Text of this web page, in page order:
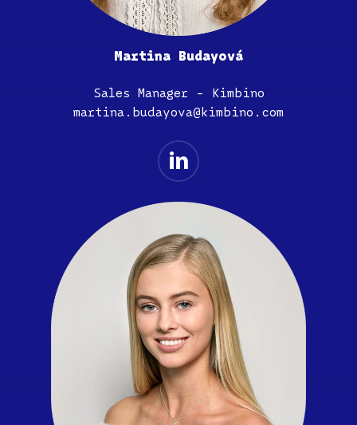
Martina Budayová
Sales Manager – Kimbino
martina.budayova@kimbino.com